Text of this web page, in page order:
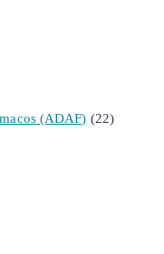
(ADAF) (22)